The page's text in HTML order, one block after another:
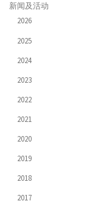
新闻及活动
2026
2025
2024
2023
2022
2021
2020
2019
2018
2017